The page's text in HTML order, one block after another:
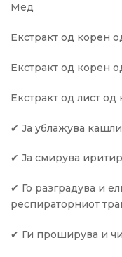
Мед
Екстракт од корен
Екстракт од корен
Екстракт од лист од
✔ Ја ублажува
✔ Ја смирува
✔ Го разградува и
респираторниот
✔ Ги проширува и